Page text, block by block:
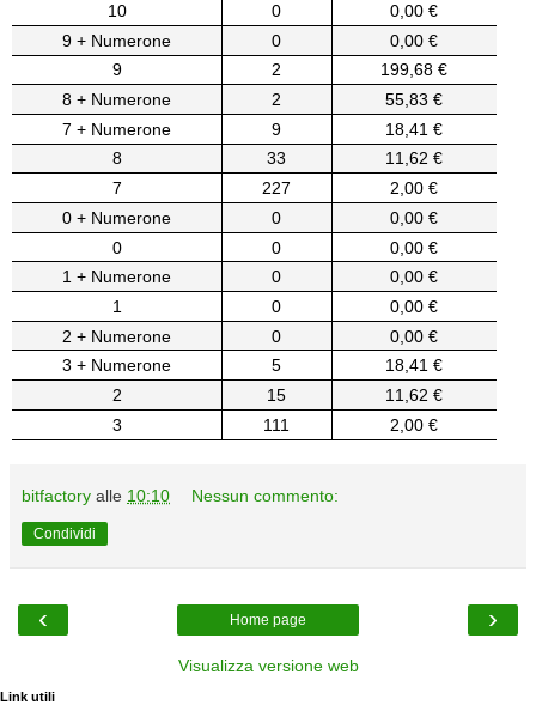
10
0
0,00 €
9 + Numerone
0
0,00 €
9
2
199,68 €
8 + Numerone
2
55,83 €
7 + Numerone
9
18,41 €
8
33
11,62 €
7
227
2,00 €
0 + Numerone
0
0,00 €
0
0
0,00 €
1 + Numerone
0
0,00 €
1
0
0,00 €
2 + Numerone
0
0,00 €
3 + Numerone
5
18,41 €
2
15
11,62 €
3
111 2,00 €
bitfactory alle 10:10 Nessun commento:
Condividi
‹ ›
Home page
Visualizza versione web
Link utili